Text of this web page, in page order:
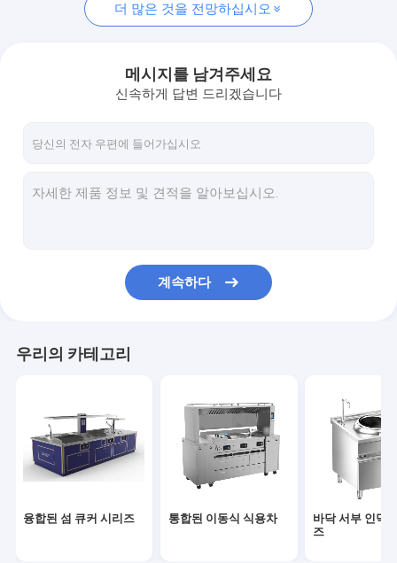
융합된 섬 큐커 시리즈
바닥 서부 인덕션 시리즈
바닥 웨스턴 전기 시리즈
기울기 전기 시리즈
인덕션 시리즈에 구축
전기 시리즈로 제작
데스크톱 전기 시리즈
더 많은 것을 전망하십시오
메시지를 남겨주세요
신속하게 답변 드리겠습니다
계속하다
우리의 카테고리
융합된 섬 큐커 시리즈 통합된 이동식 식용차
바닥 서부 인덕
즈